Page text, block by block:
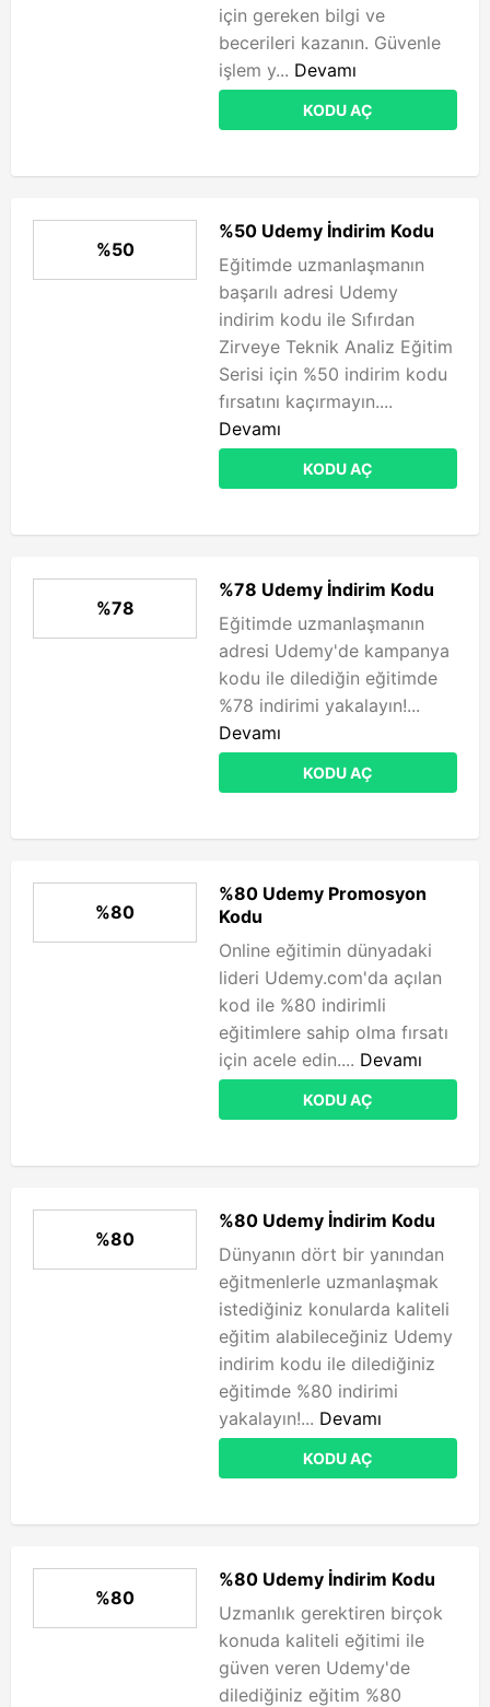
için gereken bilgi ve
becerileri kazanın. Güvenle
işlem y... Devamı
KODU AÇ
%50
%50 Udemy İndirim Kodu
Eğitimde uzmanlaşmanın
başarılı adresi Udemy
indirim kodu ile Sıfırdan
Zirveye Teknik Analiz Eğitim
Serisi için %50 indirim kodu
fırsatını kaçırmayın....
Devamı
KODU AÇ
%78
%78 Udemy İndirim Kodu
Eğitimde uzmanlaşmanın
adresi Udemy'de kampanya
kodu ile dilediğin eğitimde
%78 indirimi yakalayın!...
Devamı
KODU AÇ
%80
%80 Udemy Promosyon
Kodu
Online eğitimin dünyadaki
lideri Udemy.com'da açılan
kod ile %80 indirimli
eğitimlere sahip olma fırsatı
için acele edin.... Devamı
KODU AÇ
%80
%80 Udemy İndirim Kodu
Dünyanın dört bir yanından
eğitmenlerle uzmanlaşmak
istediğiniz konularda kaliteli
eğitim alabileceğiniz Udemy
indirim kodu ile dilediğiniz
eğitimde %80 indirimi
yakalayın!... Devamı
KODU AÇ
%80
%80 Udemy İndirim Kodu
Uzmanlık gerektiren birçok
konuda kaliteli eğitimi ile
güven veren Udemy'de
dilediğiniz eğitim %80